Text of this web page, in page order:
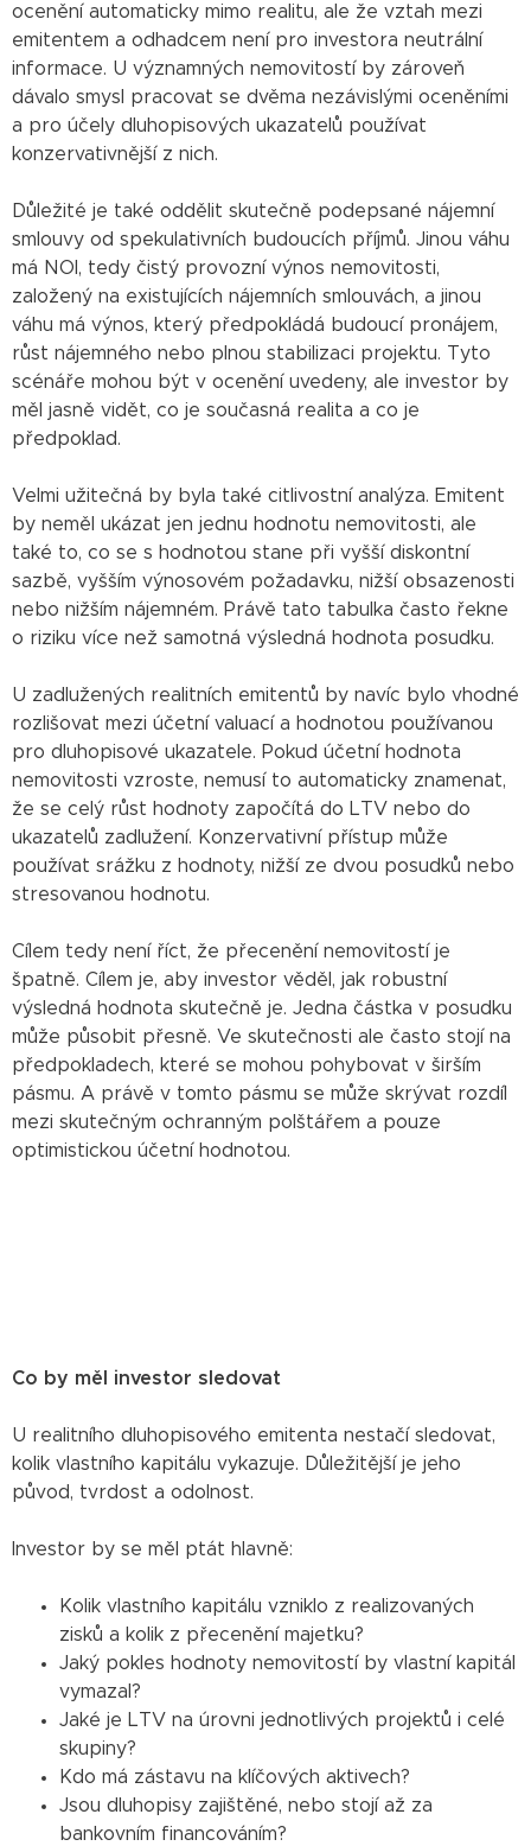
ocenění automaticky mimo realitu, ale že vztah mezi
emitentem a odhadcem není pro investora neutrální
informace. U významných nemovitostí by zároveň
dávalo smysl pracovat se dvěma nezávislými oceněními
a pro účely dluhopisových ukazatelů používat
konzervativnější z nich.
Důležité je také oddělit skutečně podepsané nájemní
smlouvy od spekulativních budoucích příjmů. Jinou váhu
má NOI, tedy čistý provozní výnos nemovitosti,
založený na existujících nájemních smlouvách, a jinou
váhu má výnos, který předpokládá budoucí pronájem,
růst nájemného nebo plnou stabilizaci projektu. Tyto
scénáře mohou být v ocenění uvedeny, ale investor by
měl jasně vidět, co je současná realita a co je
předpoklad.
Velmi užitečná by byla také citlivostní analýza. Emitent
by neměl ukázat jen jednu hodnotu nemovitosti, ale
také to, co se s hodnotou stane při vyšší diskontní
sazbě, vyšším výnosovém požadavku, nižší obsazenosti
nebo nižším nájemném. Právě tato tabulka často řekne
o riziku více než samotná výsledná hodnota posudku.
U zadlužených realitních emitentů by navíc bylo vhodné
rozlišovat mezi účetní valuací a hodnotou používanou
pro dluhopisové ukazatele. Pokud účetní hodnota
nemovitosti vzroste, nemusí to automaticky znamenat,
že se celý růst hodnoty započítá do LTV nebo do
ukazatelů zadlužení. Konzervativní přístup může
používat srážku z hodnoty, nižší ze dvou posudků nebo
stresovanou hodnotu.
Cílem tedy není říct, že přecenění nemovitostí je
špatně. Cílem je, aby investor věděl, jak robustní
výsledná hodnota skutečně je. Jedna částka v posudku
může působit přesně. Ve skutečnosti ale často stojí na
předpokladech, které se mohou pohybovat v širším
pásmu. A právě v tomto pásmu se může skrývat rozdíl
mezi skutečným ochranným polštářem a pouze
optimistickou účetní hodnotou.
Co by měl investor sledovat
U realitního dluhopisového emitenta nestačí sledovat,
kolik vlastního kapitálu vykazuje. Důležitější je jeho
původ, tvrdost a odolnost.
Investor by se měl ptát hlavně:
Kolik vlastního kapitálu vzniklo z realizovaných
zisků a kolik z přecenění majetku?
Jaký pokles hodnoty nemovitostí by vlastní kapitál
vymazal?
Jaké je LTV na úrovni jednotlivých projektů i celé
skupiny?
Kdo má zástavu na klíčových aktivech?
Jsou dluhopisy zajištěné, nebo stojí až za
bankovním financováním?